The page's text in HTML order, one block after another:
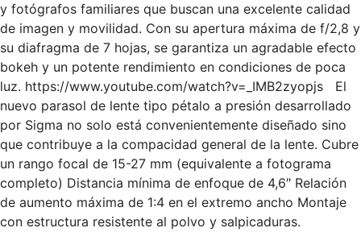
y fotógrafos familiares que buscan una excelente calidad
de imagen y movilidad. Con su apertura máxima de f/2,8 y
su diafragma de 7 hojas, se garantiza un agradable efecto
bokeh y un potente rendimiento en condiciones de poca
luz. https://www.youtube.com/watch?v=_IMB2zyopjs El
nuevo parasol de lente tipo pétalo a presión desarrollado
por Sigma no solo está convenientemente diseñado sino
que contribuye a la compacidad general de la lente. Cubre
un rango focal de 15-27 mm (equivalente a fotograma
completo) Distancia mínima de enfoque de 4,6″ Relación
de aumento máxima de 1:4 en el extremo ancho Montaje
con estructura resistente al polvo y salpicaduras.